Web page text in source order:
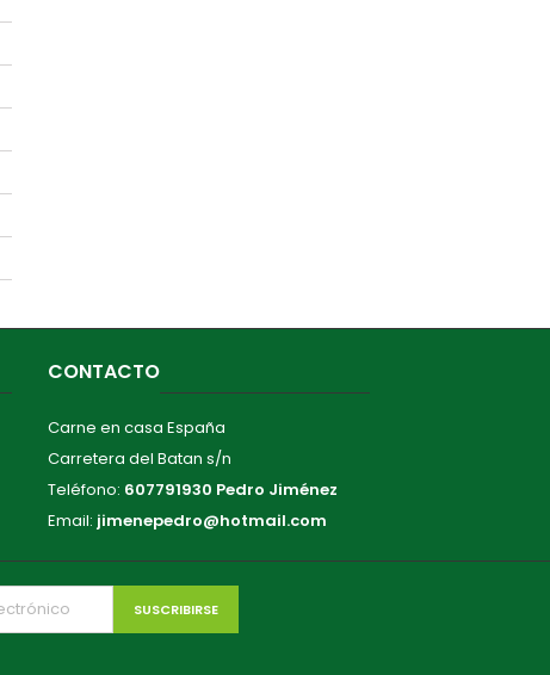
CONTACTO
Carne en casa España
Carretera del Batan s/n
Teléfono: 607791930 Pedro Jiménez
Email: jimenepedro@hotmail.com